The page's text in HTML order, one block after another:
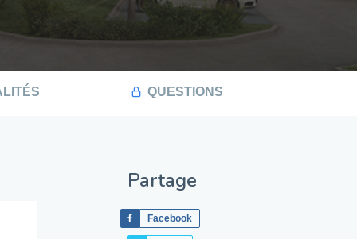
QUESTIONS
Partage
Facebook